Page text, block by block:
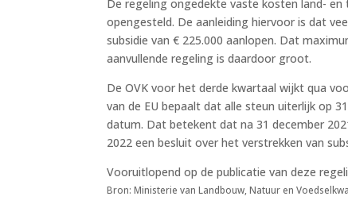
De regeling ongedekte vaste kosten land-
opengesteld. De aanleiding hiervoor is dat
subsidie van € 225.000 aanlopen. Dat
aanvullende regeling is daardoor groot.
De OVK voor het derde kwartaal wijkt qua
van de EU bepaalt dat alle steun uiterlijk op
datum. Dat betekent dat na 31 december
2022 een besluit over het verstrekken van
Vooruitlopend op de publicatie van deze
Bron: Ministerie van Landbouw, Natuur en